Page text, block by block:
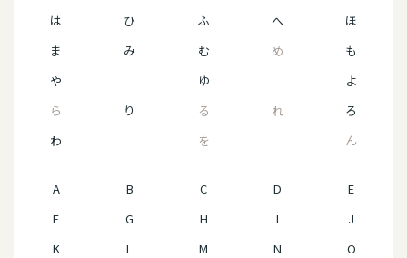
は
ひ ふ へ
ほ
ま
み む め
も
や
ゆ
よ
ら
り る れ
ろ
わ
を ん
A B C D
E
F
G H I
J
K
L M N
O